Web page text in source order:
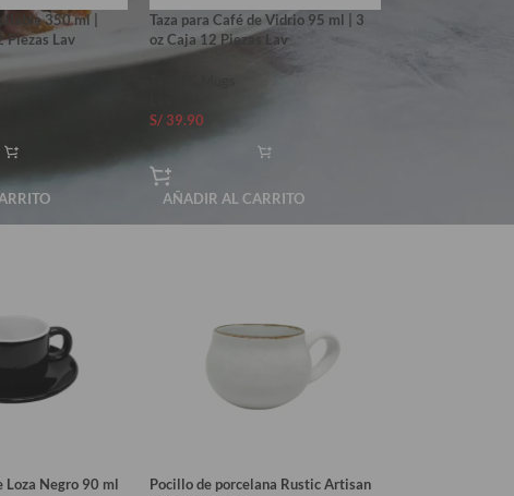
350 ml |
Piezas Lav
Taza para Café de Vidrio 95 ml | 3
oz Caja 12 Piezas Lav
S/39.90
AÑADIR AL CARRITO
Loza Negro 90 ml
Pocillo de porcelana Rustic Artisan